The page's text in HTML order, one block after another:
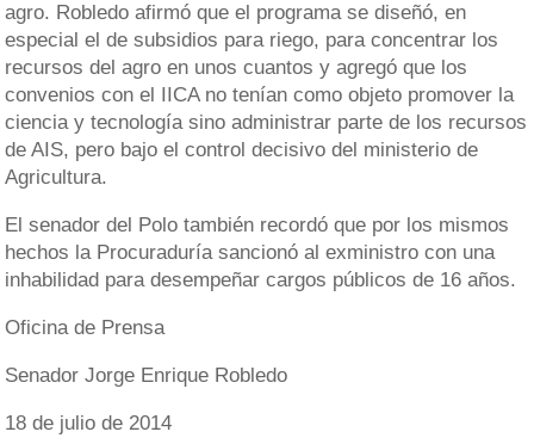
agro. Robledo afirmó que el programa se diseñó, en
especial el de subsidios para riego, para concentrar los
recursos del agro en unos cuantos y agregó que los
convenios con el IICA no tenían como objeto promover la
ciencia y tecnología sino administrar parte de los recursos
de AIS, pero bajo el control decisivo del ministerio de
Agricultura.
El senador del Polo también recordó que por los mismos
hechos la Procuraduría sancionó al exministro con una
inhabilidad para desempeñar cargos públicos de 16 años.
Oficina de Prensa
Senador Jorge Enrique Robledo
18 de julio de 2014